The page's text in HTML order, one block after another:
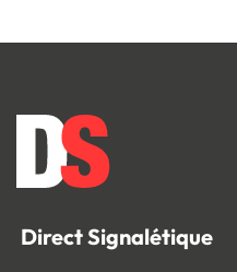
Direct Signalétique